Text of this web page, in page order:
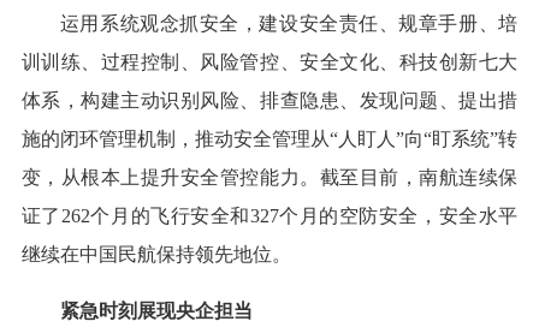
运用系统观念抓安全，建设安全责任、规章手册、培
训训练、过程控制、风险管控、安全文化、科技创新七大
体系，构建主动识别风险、排查隐患、发现问题、提出措
施的闭环管理机制，推动安全管理从“人盯人”向“盯系统”转
变，从根本上提升安全管控能力。截至目前，南航连续保
证了262个月的飞行安全和327个月的空防安全，安全水平
继续在中国民航保持领先地位。
紧急时刻展现央企担当